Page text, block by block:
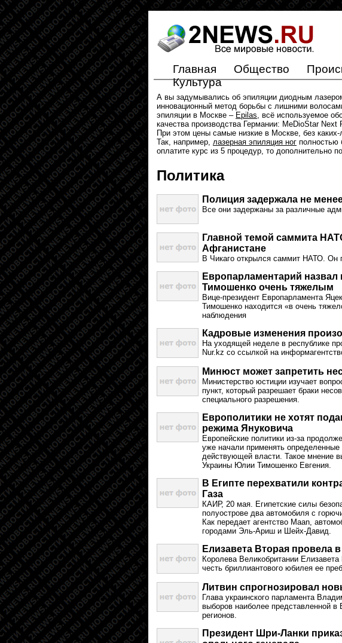
Главная Общество
Культура
А вы задумывались об эпиляции диодным
инновационный метод борьбы с лишними
эпиляции в Москве – Epilas, всё используемое
качества производства Германии: MeDioStar Next
При этом цены самые низкие в Москве, без
Так, например, лазерная эпиляция ног полностью
оплатите курс из 5 процедур, то дополнительно
Политика
Полиция задержала не
Все они задержаны за различные
Главной темой саммита
Афганистане
В Чикаго открылся саммит НАТО. Он
Европарламентарий
Тимошенко очень тяжелым
Вице-президент Европарламента
Тимошенко находится «в очень
наблюдения
Кадровые изменения
На уходящей неделе в республике
Nur.kz со ссылкой на
Минюст может запретить
Министерство юстиции изучает
пункт, который разрешает браки
специального разрешения.
Европолитики не хотят
режима Януковича
Европейские политики из-за
уже начали применять определенные
действующей власти. Такое мнение
Украины Юлии Тимошенко Евгения.
В Египте перехватили
Газа
КАИР, 20 мая. Египетские силы
полуострове два автомобиля с
Как передает агентство Maan,
городами Эль-Ариш и Шейх-Давид.
Елизавета Вторая провела
Королева Великобритании
честь бриллиантового юбилея ее
Литвин спрогнозировал
Глава украинского парламента
выборов наиболее представленной
регионов.
Президент Шри-Ланки